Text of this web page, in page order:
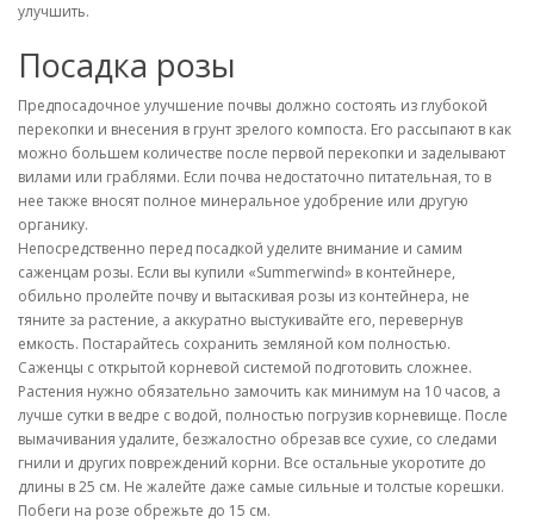
улучшить.
Посадка розы
Предпосадочное улучшение почвы должно состоять из глубокой
перекопки и внесения в грунт зрелого компоста. Его рассыпают в как
можно большем количестве после первой перекопки и заделывают
вилами или граблями. Если почва недостаточно питательная, то в
нее также вносят полное минеральное удобрение или другую
органику.
Непосредственно перед посадкой уделите внимание и самим
саженцам розы. Если вы купили «Summerwind» в контейнере,
обильно пролейте почву и вытаскивая розы из контейнера, не
тяните за растение, а аккуратно выстукивайте его, перевернув
емкость. Постарайтесь сохранить земляной ком полностью.
Саженцы с открытой корневой системой подготовить сложнее.
Растения нужно обязательно замочить как минимум на 10 часов, а
лучше сутки в ведре с водой, полностью погрузив корневище. После
вымачивания удалите, безжалостно обрезав все сухие, со следами
гнили и других повреждений корни. Все остальные укоротите до
длины в 25 см. Не жалейте даже самые сильные и толстые корешки.
Побеги на розе обрежьте до 15 см.